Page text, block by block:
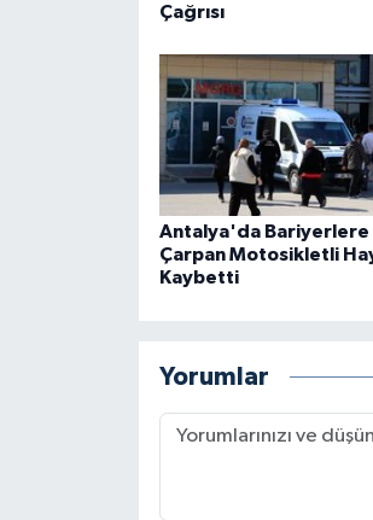
Çağrısı
Antalya'da Bariyerlere
Çarpan Motosikletli
Kaybetti
Yorumlar